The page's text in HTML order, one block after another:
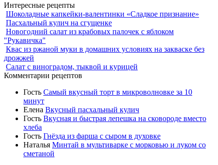
Интересные рецепты
Шоколадные капкейки-валентинки «Сладкое признание»
Пасхальный кулич на сгущенке
Новогодний салат из крабовых палочек с яблоком
"Рукавичка"
Квас из ржаной муки в домашних условиях на закваске без
дрожжей
Салат с виноградом, тыквой и курицей
Комментарии рецептов
Гость Самый вкусный торт в микроволновке за 10
минут
Елена Вкусный пасхальный кулич
Гость Вкусная и быстрая лепешка на сковороде вместо
хлеба
Гость Гнёзда из фарша с сыром в духовке
Наталья Минтай в мультиварке с морковью и луком со
сметаной